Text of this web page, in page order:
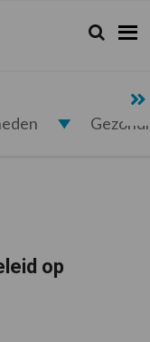
Zoeken...
Zoek
op